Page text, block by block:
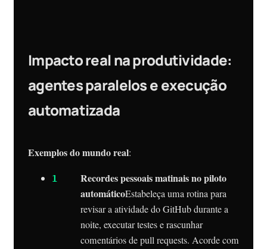
Impacto real na produtividade:
agentes paralelos e execução
automatizada
Exemplos do mundo real:
Recordes pessoais matinais no piloto
automáticoEstabeleça uma rotina para
revisar a atividade do GitHub durante a
noite, executar testes e rascunhar
comentários de pull requests. Acorde com